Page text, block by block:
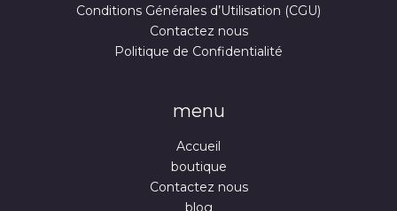
Conditions Générales d’Utilisation (CGU)
Contactez nous
Politique de Confidentialité
menu
Accueil
boutique
Contactez nous
blog